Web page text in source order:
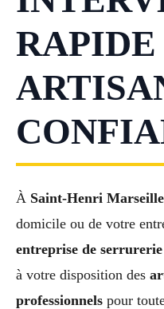
À Saint-Henri
domicile ou de votre
entreprise de
à votre disposition des
professionnels pour